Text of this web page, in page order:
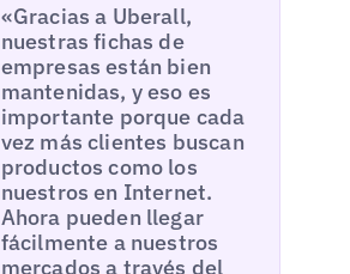
«Gracias a Uberall,
nuestras fichas de
empresas están bien
mantenidas, y eso es
importante porque cada
vez más clientes buscan
productos como los
nuestros en Internet.
Ahora pueden llegar
fácilmente a nuestros
mercados a través del